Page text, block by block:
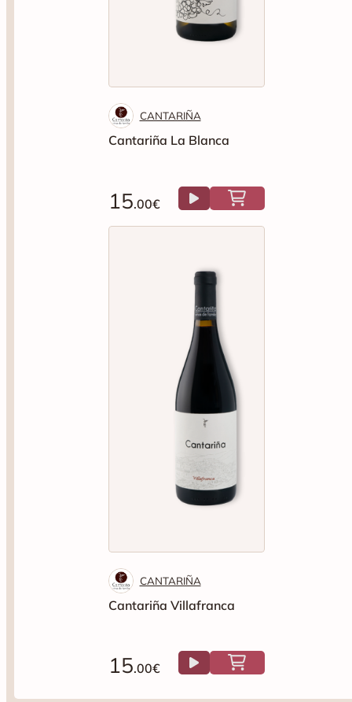
CANTARIÑA
Cantariña La Blanca
15.00€
CANTARIÑA
Cantariña Villafranca
15.00€